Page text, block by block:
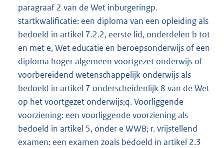
paragraaf 2 van de Wet inburgeringp.
startkwalificatie: een diploma van een opleiding als
bedoeld in artikel 7.2.2, eerste lid, onderdelen b tot
en met e, Wet educatie en beroepsonderwijs of een
diploma hoger algemeen voortgezet onderwijs of
voorbereidend wetenschappelijk onderwijs als
bedoeld in artikel 7 onderscheidenlijk 8 van de Wet
op het voortgezet onderwijs;q. Voorliggende
voorziening: een voorliggende voorziening als
bedoeld in artikel 5, onder e WWB; r. vrijstellend
examen: een examen zoals bedoeld in artikel 2.3